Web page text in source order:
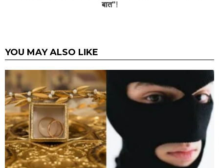
बात"!
YOU MAY ALSO LIKE